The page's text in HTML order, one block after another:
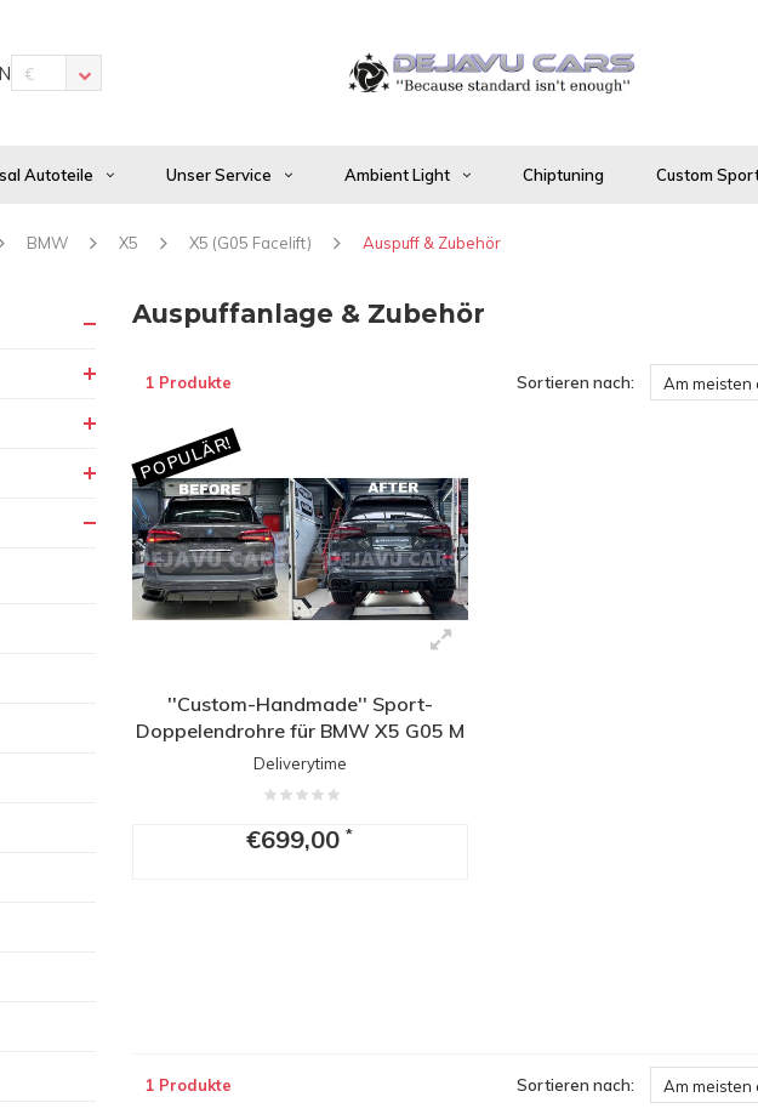
€
Autoteile Unser Service Ambient Light Chiptuning Custom
BMW X5 X5 (G05 Facelift) Auspuff & Zubehör
Auspuffanlage & Zubehör
1 Produkte Sortieren nach: Am meisten
POPULÄR!
''Custom-Handmade'' Sport-
Doppelendrohre für BMW X5 G05 M
Tech
Deliverytime
€699,00*
1 Produkte Sortieren nach: Am meisten